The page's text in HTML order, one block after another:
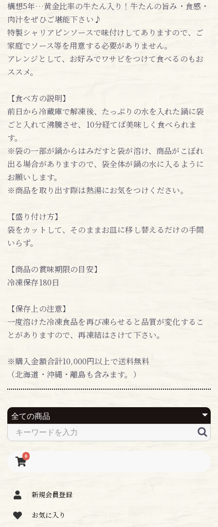
0
新規会員登録
お気に入り
構想5年…黄金比率の牛たん入り！牛たんの旨み・食感・
肉汁をぜひご堪能下さい♪
特製シャリアピンソースで味付けしてありますので、ご
家庭でソース等を用意する必要がありません。
アレンジとして、お好みでワサビをつけて食べるのもお
ススメ。
【食べ方の説明】
前日から冷蔵庫で解凍後、たっぷりの水を入れた鍋に袋
ごと入れて沸騰させ、10分経てば美味しく食べられま
す。
※袋の一部が鍋からはみだすと袋が溶け、商品がこぼれ
出る場合がありますので、袋全体が鍋の水に入るように
お願いします。
※商品を取り出す際は熱湯にお気をつけください。
【盛り付け方】
袋をカットして、そのままお皿に移し替えるだけの手間
いらず。
【商品の賞味期限の目安】
冷凍保存180日
【保存上の注意】
一度溶けた冷凍食品を再び凍らせると品質が変化するこ
とがありますので、再凍結はさけて下さい。
※購入金額合計10,000円以上で送料無料
（北海道・沖縄・離島も含みます。）